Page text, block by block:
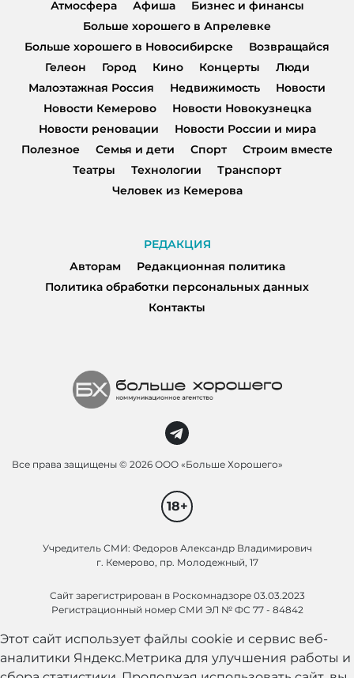
Атмосфера
Афиша
Бизнес и финансы
Больше хорошего в Апрелевке
Больше хорошего в Новосибирске
Возвращайся
Гелеон
Город Кино Концерты
Люди
Малоэтажная Россия
Недвижимость
Новости
Новости Кемерово
Новости Новокузнецка
Новости реновации
Новости России и мира
Полезное
Семья и дети Спорт
Строим вместе
Театры
Технологии
Транспорт
Человек из Кемерова
РЕДАКЦИЯ
Авторам
Редакционная политика
Политика обработки персональных данных
Контакты
Все права защищены © 2026 ООО «Больше Хорошего»
18+
Учредитель СМИ: Федоров Александр Владимирович
г. Кемерово, пр. Молодежный, 17
Сайт зарегистрирован в Роскомнадзоре 03.03.2023
Регистрационный номер СМИ ЭЛ № ФС 77 - 84842
Этот сайт использует файлы cookie и сервис веб-
аналитики Яндекс.Метрика для улучшения работы и